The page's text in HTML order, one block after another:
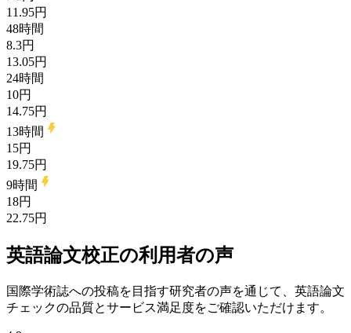
11.95円
48時間
8.3円
13.05円
24時間
10円
14.75円
13時間
15円
19.75円
9時間
18円
22.75円
英語論文校正の利用者の声
国際学術誌への投稿を目指す研究者の声を通じて、英語論文
チェックの品質とサービス満足度をご確認いただけます。